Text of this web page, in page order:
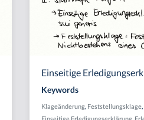
Einseitige
Keywords
Klageänderung, Feststellungsklage,